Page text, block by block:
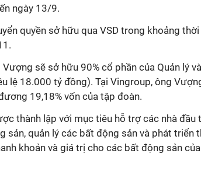
ngày 13/9.
quyền sở hữu qua VSD trong khoảng
sẽ sở hữu 90% cổ phần của Quản lý
lệ 18.000 tỷ đồng). Tại Vingroup, ông
19,18% vốn của tập đoàn.
thành lập với mục tiêu hỗ trợ các nhà đầu
sản, quản lý các bất động sản và phát triển
khoản và giá trị cho các bất động sản của